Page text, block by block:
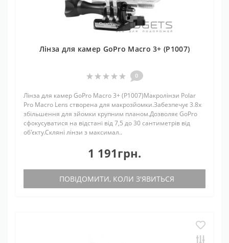
Лінза для камер GoPro Macro 3+ (P1007)
0
Лінза для камер GoPro Macro 3+ (P1007)Макролінзи Polar
Pro Macro Lens створена для макрозйомки.Забезпечує 3.8x
збільшення для зйомки крупним планом.Дозволяє GoPro
сфокусуватися на відстані від 7,5 до 30 сантиметрів від
об'єкту.Скляні лінзи з максимал..
1 191грн.
ПОВІДОМИТИ, КОЛИ З'ЯВИТЬСЯ